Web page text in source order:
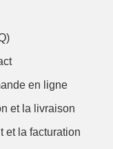
en ligne
et la livraison
et la facturation